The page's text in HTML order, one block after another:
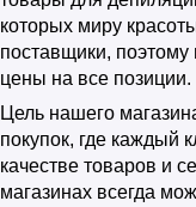
которых миру
поставщики,
цены на все позиции.
Цель нашего
покупок, где каждый
качестве товаров и
магазинах всегда